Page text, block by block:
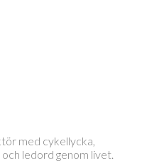
med cykellycka,
ledord genom livet.